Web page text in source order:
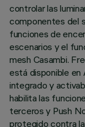
controlar las
componentes del
funciones de
escenarios y el
mesh Casambi.
está disponible en
integrado y
habilita las
terceros y Push
protegido contra